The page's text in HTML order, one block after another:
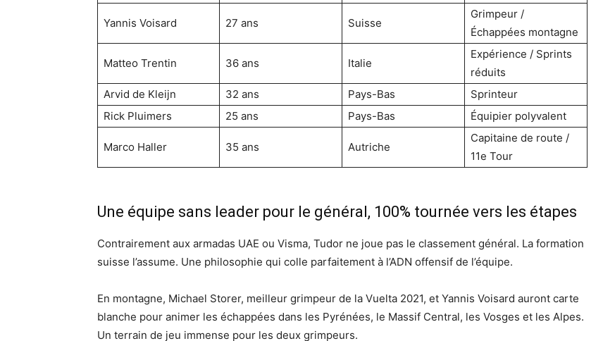
Yannis Voisard 27 ans Suisse
Grimpeur /
Échappées montagne
Matteo Trentin 36 ans Italie
Expérience / Sprints
réduits
Arvid de Kleijn
32 ans Pays-Bas
Sprinteur
Rick Pluimers
25 ans Pays-Bas Équipier polyvalent
Marco Haller 35 ans Autriche
Capitaine de route /
11e Tour
Une équipe sans leader pour le général, 100% tournée vers les étapes
Contrairement aux armadas UAE ou Visma, Tudor ne joue pas le classement général. La formation
suisse l’assume. Une philosophie qui colle parfaitement à l’ADN offensif de l’équipe.
En montagne, Michael Storer, meilleur grimpeur de la Vuelta 2021, et Yannis Voisard auront carte
blanche pour animer les échappées dans les Pyrénées, le Massif Central, les Vosges et les Alpes.
Un terrain de jeu immense pour les deux grimpeurs.